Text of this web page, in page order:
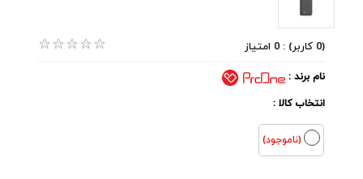
(0 کاربر) : 0 امتیاز
نام برند :
انتخاب کالا :
(ناموجود)